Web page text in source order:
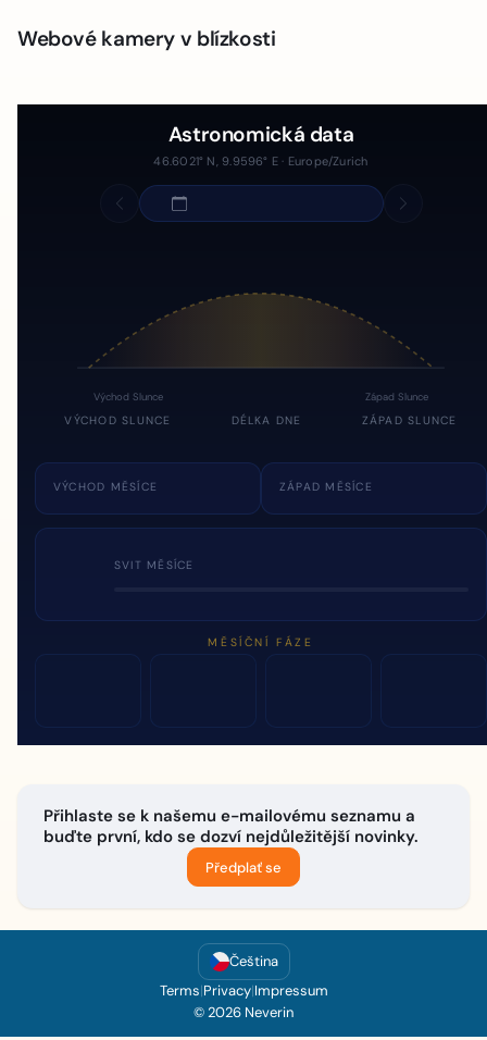
Webové kamery v blízkosti
Astronomická data
46.6021° N, 9.9596° E · Europe/Zurich
Východ Slunce Západ Slunce
VÝCHOD SLUNCE DÉLKA DNE ZÁPAD SLUNCE
VÝCHOD MĚSÍCE ZÁPAD MĚSÍCE
SVIT MĚSÍCE
MĚSÍČNÍ FÁZE
Přihlaste se k našemu e-mailovému seznamu a
buďte první, kdo se dozví nejdůležitější novinky.
Předplať se
Čeština
Terms|Privacy|Impressum
© 2026 Neverin